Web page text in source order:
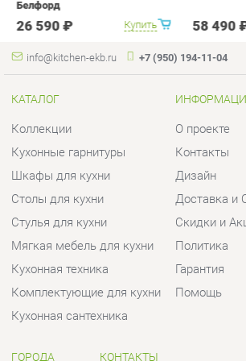
Коллекции
Шкафы для кухни
Мягкая мебель для кухни
Кухонная техника
Комплектующие для кухни
Кухонная сантехника
О проекте
Дизайн
Политика
Гарантия
Помощь
ГОРОДА
Весь мир
Екатеринбург
КОНТАКТЫ
Шоурум и склад самовывоза
Адрес: г.Екатеринбург,
Уральских рабочих, 54